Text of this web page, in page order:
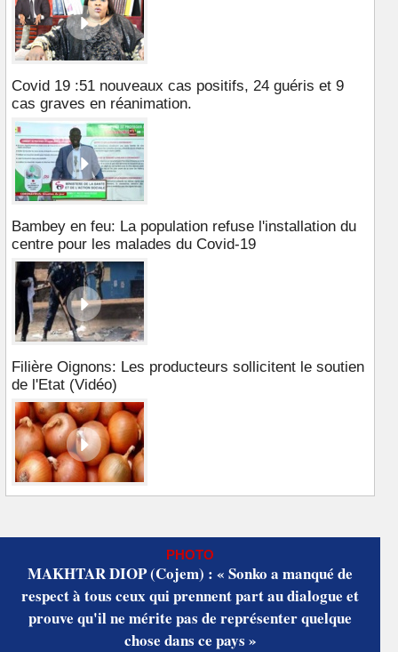
Covid 19 :51 nouveaux cas positifs, 24 guéris et 9
cas graves en réanimation.
Bambey en feu: La population refuse l'installation du
centre pour les malades du Covid-19
Filière Oignons: Les producteurs sollicitent le soutien
de l'Etat (Vidéo)
PHOTO
MAKHTAR DIOP (Cojem) : « Sonko a manqué de
respect à tous ceux qui prennent part au dialogue et
prouve qu'il ne mérite pas de représenter quelque
chose dans ce pays »